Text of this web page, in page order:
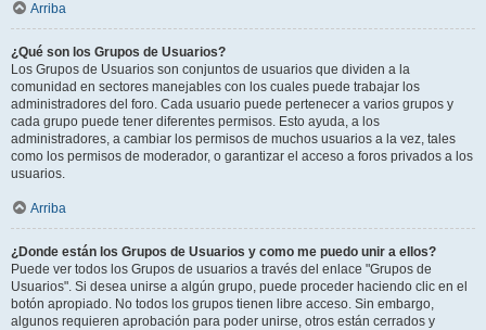
Arriba
¿Qué son los Grupos de Usuarios?
Los Grupos de Usuarios son conjuntos de usuarios que dividen a la
comunidad en sectores manejables con los cuales puede trabajar los
administradores del foro. Cada usuario puede pertenecer a varios grupos y
cada grupo puede tener diferentes permisos. Esto ayuda, a los
administradores, a cambiar los permisos de muchos usuarios a la vez, tales
como los permisos de moderador, o garantizar el acceso a foros privados a los
usuarios.
Arriba
¿Donde están los Grupos de Usuarios y como me puedo unir a ellos?
Puede ver todos los Grupos de usuarios a través del enlace "Grupos de
Usuarios". Si desea unirse a algún grupo, puede proceder haciendo clic en el
botón apropiado. No todos los grupos tienen libre acceso. Sin embargo,
algunos requieren aprobación para poder unirse, otros están cerrados y